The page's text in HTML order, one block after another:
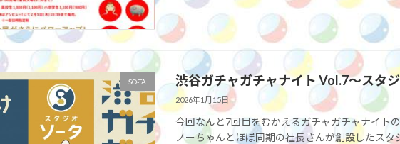
SO-TA 渋谷ガチャガチャナイト Vol.7〜ス
2026年1月15日
今回なんと7回目をむかえるガチャガチャナイト
ノーちゃんとほぼ同期の社長さんが創設したス